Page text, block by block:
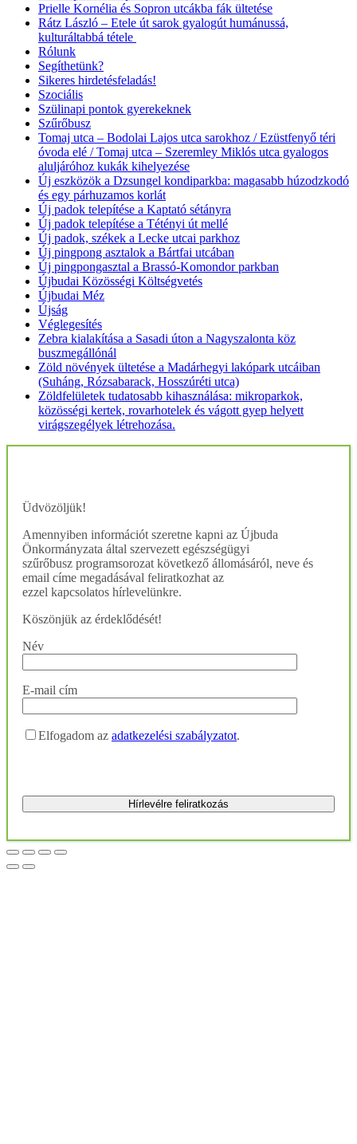
Prielle Kornélia és Sopron utcákba fák ültetése
Rátz László – Etele út sarok gyalogút humánussá,
kulturáltabbá tétele
Rólunk
Segíthetünk?
Sikeres hirdetésfeladás!
Szociális
Szülinapi pontok gyerekeknek
Szűrőbusz
Tomaj utca – Bodolai Lajos utca sarokhoz / Ezüstfenyő téri
óvoda elé / Tomaj utca – Szeremley Miklós utca gyalogos
aluljáróhoz kukák kihelyezése
Új eszközök a Dzsungel kondiparkba: magasabb húzodzkodó
és egy párhuzamos korlát
Új padok telepítése a Kaptató sétányra
Új padok telepítése a Tétényi út mellé
Új padok, székek a Lecke utcai parkhoz
Új pingpong asztalok a Bártfai utcában
Új pingpongasztal a Brassó-Komondor parkban
Újbudai Közösségi Költségvetés
Újbudai Méz
Újság
Véglegesítés
Zebra kialakítása a Sasadi úton a Nagyszalonta köz
buszmegállónál
Zöld növények ültetése a Madárhegyi lakópark utcáiban
(Suháng, Rózsabarack, Hosszúréti utca)
Zöldfelületek tudatosabb kihasználása: mikroparkok,
közösségi kertek, rovarhotelek és vágott gyep helyett
virágszegélyek létrehozása.
Üdvözöljük!
Amennyiben információt szeretne kapni az Újbuda
Önkormányzata által szervezett egészségügyi
szűrőbusz programsorozat következő állomásáról, neve és
email címe megadásával feliratkozhat az
ezzel kapcsolatos hírlevelünkre.
Köszönjük az érdeklődését!
Név
E-mail cím
Elfogadom az adatkezelési szabályzatot.